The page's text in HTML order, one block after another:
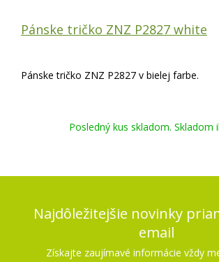
Pánske tričko ZNZ P2827 white
Pánske tričko ZNZ P2827 v bielej farbe.
Posledný kus skladom. Skladom
Najdôležitejšie novinky
email
Získajte zaujímavé informácie vždy